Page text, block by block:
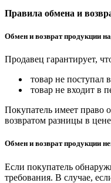
Правила обмена и
Обмен и возврат продукции
Продавец гарантирует,
товар не поступал
товар не входит в
Покупатель имеет право
возвратом разницы в
Обмен и возврат продукции
Если покупатель
требования. В случае,